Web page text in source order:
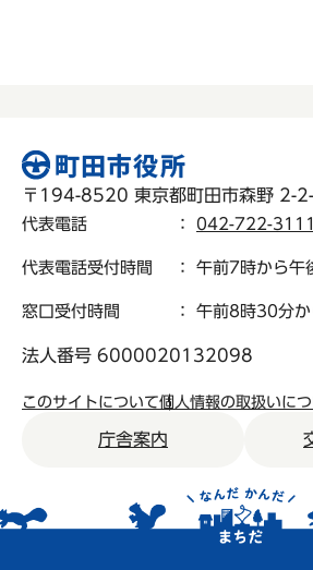
〒194-8520 東京都町田市森野 2-
代表電話 ： 042-722-3111
代表電話受付時間 ： 午前7時から午
窓口受付時間 ： 午前8時30分
法人番号 6000020132098
このサイトについて個人情報の取扱いに
庁舎案内